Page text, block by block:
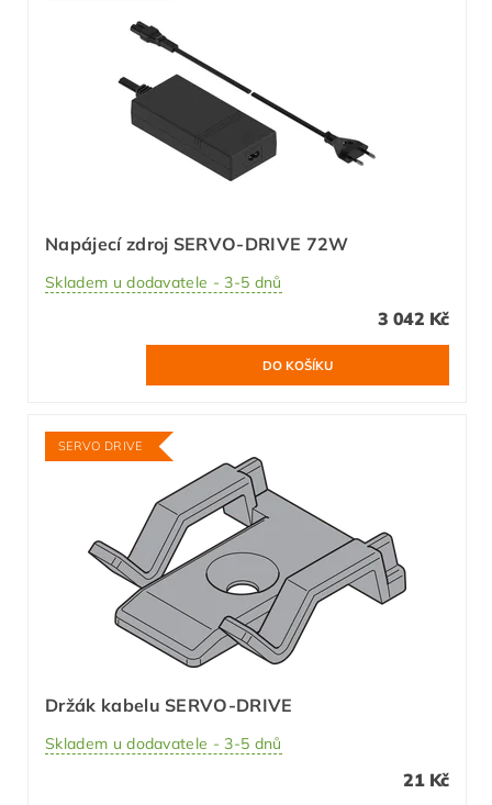
Napájecí zdroj SERVO-DRIVE 72W
Skladem u dodavatele - 3-5 dnů
3 042 Kč
SERVO DRIVE
Držák kabelu SERVO-DRIVE
Skladem u dodavatele - 3-5 dnů
21 Kč